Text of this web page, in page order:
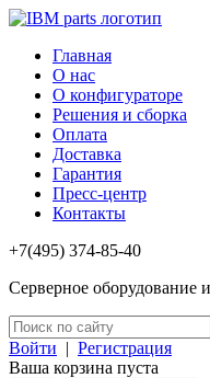
Главная
О нас
О конфигураторе
Решения и сборка
Оплата
Доставка
Гарантия
Пресс-центр
Контакты
+7(495) 374-85-40
Серверное
Войти | Регистрация
Ваша корзина пуста